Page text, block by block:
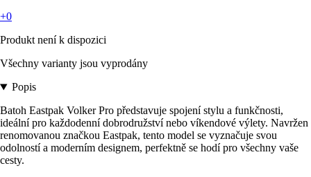
+0
Produkt není k dispozici
Všechny varianty jsou vyprodány
Popis
Batoh Eastpak Volker Pro představuje spojení stylu a funkčnosti,
ideální pro každodenní dobrodružství nebo víkendové výlety. Navržen
renomovanou značkou Eastpak, tento model se vyznačuje svou
odolností a moderním designem, perfektně se hodí pro všechny vaše
cesty.